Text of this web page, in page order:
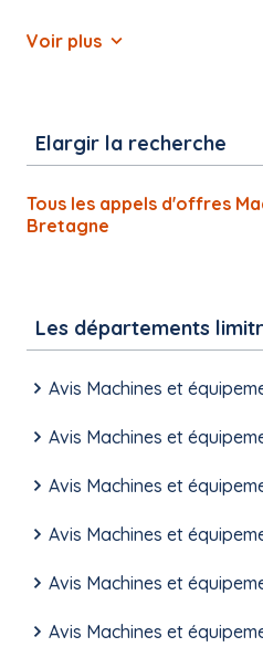
Voir plus
Elargir la recherche
Tous les appels d'offres
Bretagne
Les départements
Avis Machines et
Avis Machines et
Avis Machines et
Avis Machines et
Avis Machines et
Avis Machines et